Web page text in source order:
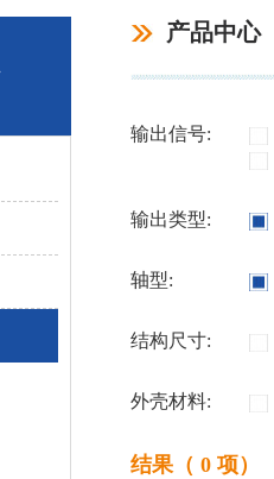
产品中心
输出信号:
输出类型:
轴型:
结构尺寸:
外壳材料:
结果（ 0 项）